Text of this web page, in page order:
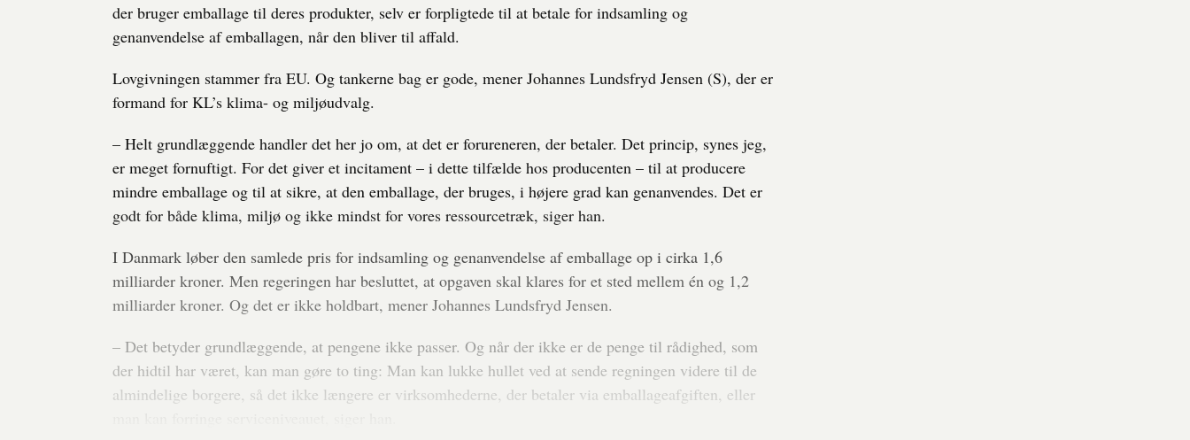
der bruger emballage til deres produkter, selv er forpligtede til at betale for indsamling og
genanvendelse af emballagen, når den bliver til affald.
Lovgivningen stammer fra EU. Og tankerne bag er gode, mener Johannes Lundsfryd Jensen (S), der er
formand for KL’s klima- og miljøudvalg.
– Helt grundlæggende handler det her jo om, at det er forureneren, der betaler. Det princip, synes jeg,
er meget fornuftigt. For det giver et incitament – i dette tilfælde hos producenten – til at producere
mindre emballage og til at sikre, at den emballage, der bruges, i højere grad kan genanvendes. Det er
godt for både klima, miljø og ikke mindst for vores ressourcetræk, siger han.
I Danmark løber den samlede pris for indsamling og genanvendelse af emballage op i cirka 1,6
milliarder kroner. Men regeringen har besluttet, at opgaven skal klares for et sted mellem én og 1,2
milliarder kroner. Og det er ikke holdbart, mener Johannes Lundsfryd Jensen.
– Det betyder grundlæggende, at pengene ikke passer. Og når der ikke er de penge til rådighed, som
der hidtil har været, kan man gøre to ting: Man kan lukke hullet ved at sende regningen videre til de
almindelige borgere, så det ikke længere er virksomhederne, der betaler via emballageafgiften, eller